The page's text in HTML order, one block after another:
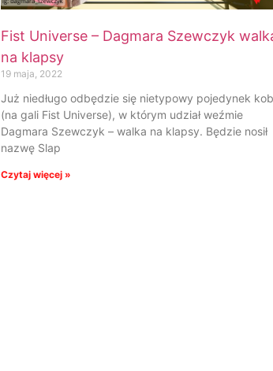
Fist Universe – Dagmara Szewczyk
na klapsy
19 maja, 2022
Już niedługo odbędzie się nietypowy pojedynek
(na gali Fist Universe), w którym udział weźmie
Dagmara Szewczyk – walka na klapsy. Będzie nosił
nazwę Slap
Czytaj więcej »